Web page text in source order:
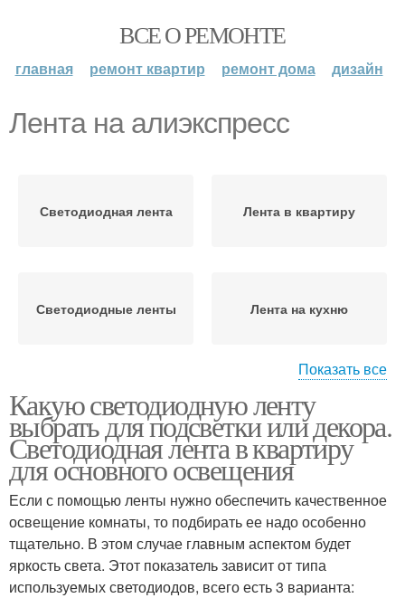
ВСЕ О РЕМОНТЕ
главная ремонт квартир ремонт дома дизайн
Лента на алиэкспресс
Светодиодная лента Лента в квартиру
Светодиодные ленты Лента на кухню
Ленты из алиэкспресс
освещения
Ленты для освещения Ленты для кухни
Показать все
Какую светодиодную ленту
выбрать для подсветки или декора.
Светодиодная лента в квартиру
для основного освещения
Если с помощью ленты нужно обеспечить качественное
освещение комнаты, то подбирать ее надо особенно
тщательно. В этом случае главным аспектом будет
яркость света. Этот показатель зависит от типа
используемых светодиодов, всего есть 3 варианта: